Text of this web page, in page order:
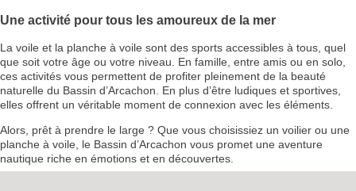
Une activité pour tous les amoureux de la mer
La voile et la planche à voile sont des sports accessibles à tous, quel
que soit votre âge ou votre niveau. En famille, entre amis ou en solo,
ces activités vous permettent de profiter pleinement de la beauté
naturelle du Bassin d’Arcachon. En plus d’être ludiques et sportives,
elles offrent un véritable moment de connexion avec les éléments.
Alors, prêt à prendre le large ? Que vous choisissiez un voilier ou une
planche à voile, le Bassin d’Arcachon vous promet une aventure
nautique riche en émotions et en découvertes.